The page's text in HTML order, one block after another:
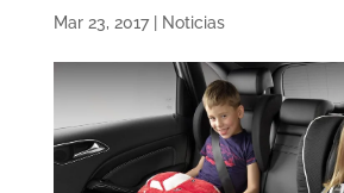
Mar 23, 2017| Noticias